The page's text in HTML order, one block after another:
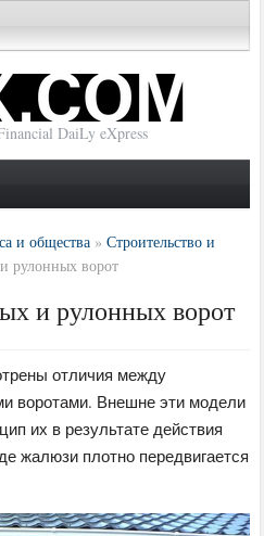
DaiLy eXpress
и общества »Строительство и
рулонных ворот
и рулонных ворот
отличия между
воротами. Внешне эти модели
их в результате действия
жалюзи плотно передвигается